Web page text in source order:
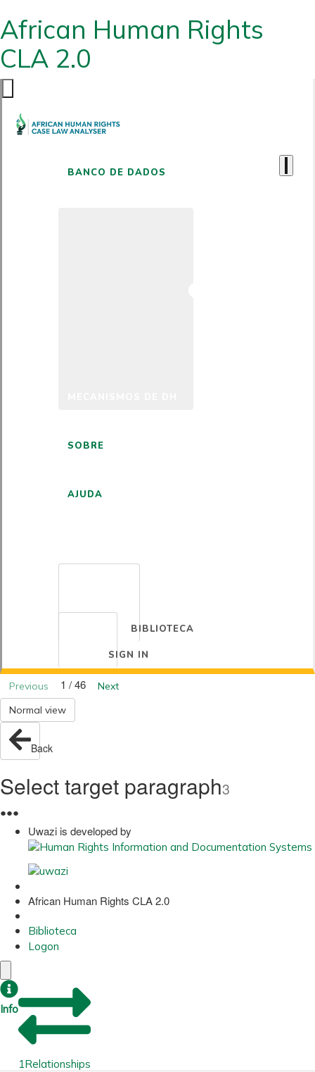
African Human Rights
CLA 2.0
BANCO DE DADOS
SOBRE
AJUDA
BIBLIOTECA
SIGN IN
Previous 1 / 46
Next
Normal view
Back
Select target paragraph3
●●●
Uwazi is developed by
African Human Rights CLA 2.0
Biblioteca
Logon
Info
1Relationships